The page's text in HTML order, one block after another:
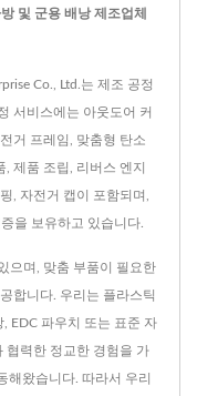
및 군용 배낭 제조업체
Co., Ltd.는 제조 공정
서비스에는 아웃도어 커
거 프레임, 맞춤형 탄소
제품 조립, 리버스 엔지
, 자전거 캡이 포함되며,
을 보유하고 있습니다.
으며, 맞춤 부품이 필요한
합니다. 우리는 플라스틱
EDC 파우치 또는 표준 자
협력한 정교한 경험을 가
해왔습니다. 따라서 우리